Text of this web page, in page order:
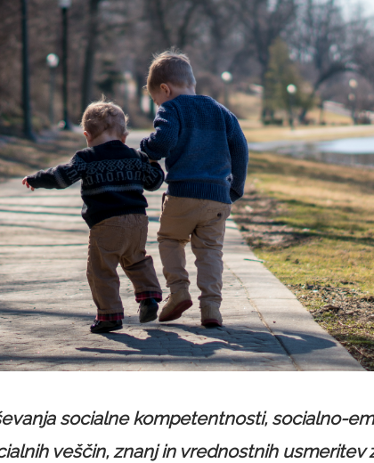
socialne kompetentnosti, socialno-
veščin, znanj in vrednostnih usmeritev